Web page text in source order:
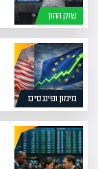
שוק ההון
מימון ופיננסים